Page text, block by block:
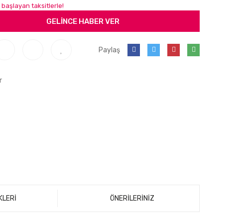
başlayan taksitlerle!
GELİNCE HABER VER
Paylaş
ÖNERİLERİNİZ